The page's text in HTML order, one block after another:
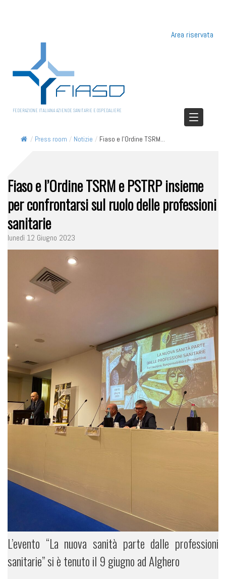
Area riservata
FEDERAZIONE ITALIANA AZIENDE SANITARIE E OSPEDALIERE
/ Press room / Notizie / Fiaso e l’Ordine TSRM...
Fiaso e l’Ordine TSRM e PSTRP insieme
per confrontarsi sul ruolo delle professioni
sanitarie
lunedì 12 Giugno 2023
L’evento “La nuova sanità parte dalle professioni
sanitarie” si è tenuto il 9 giugno ad Alghero